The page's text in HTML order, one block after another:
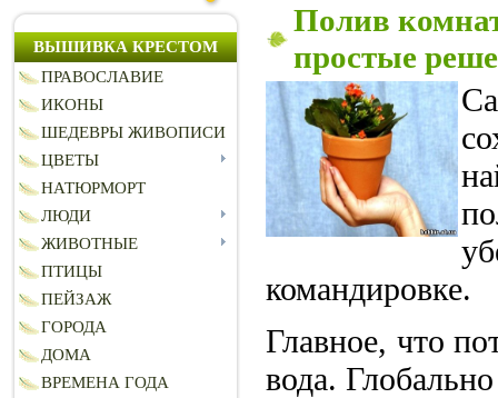
ВЫШИВКА КРЕСТОМ
ПРАВОСЛАВИЕ
ИКОНЫ
ШЕДЕВРЫ ЖИВОПИСИ
ЦВЕТЫ
НАТЮРМОРТ
ЛЮДИ
ЖИВОТНЫЕ
ПТИЦЫ
ПЕЙЗАЖ
ГОРОДА
ДОМА
ВРЕМЕНА ГОДА
Полив
простые
командировке.
Главное, что
вода.